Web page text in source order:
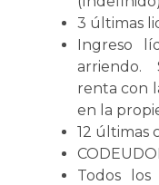
3 últimas
Ingreso
arriendo.
renta con
en la
12 últimas
Todos